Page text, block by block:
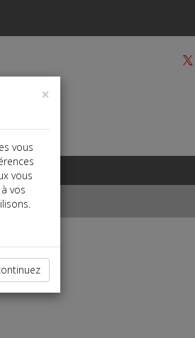
a
×
vous
vous
vos